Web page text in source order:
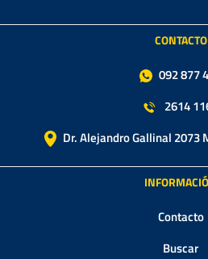
CONTACTO
092 877
2614
Dr. Alejandro Gallinal 2073
Contacto
Buscar